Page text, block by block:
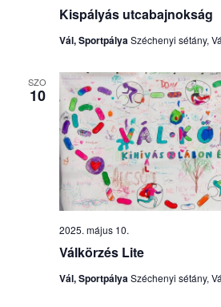
Kispályás utcabajnokság
Vál, SportpályaSzéchenyi sétány,
SZO
10
Válkörzés Lite
2025. május 10.
Vál, Sportpálya Széchenyi sétány,